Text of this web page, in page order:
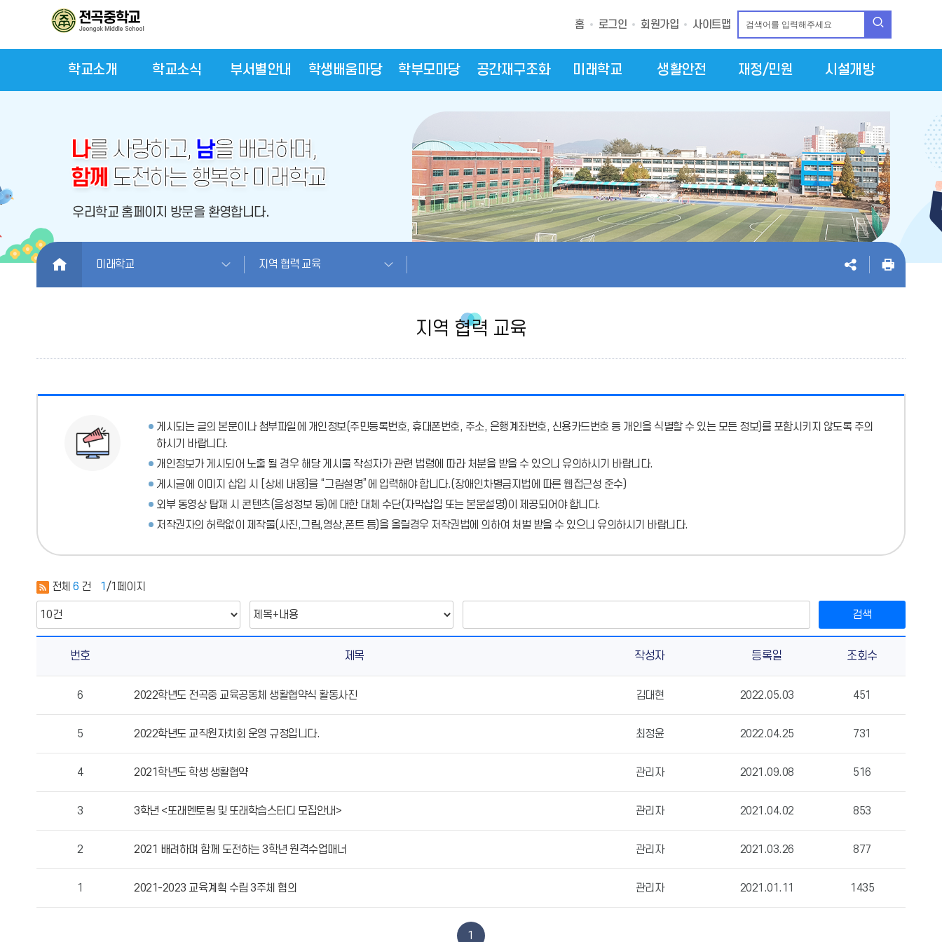
홈 로그인 회원가입 사이트맵
학교소개 학교소식 부서별안내 학생배움마당 학부모마당 공간재구조화 미래학교 생활안전 재정/민원 시설개방
HOME 미래학교 지역 협력 교육
지역 협력 교육
게시되는 글의 본문이나 첨부파일에 개인정보(주민등록번호, 휴대폰번호, 주소, 은행계좌번호, 신용카드번호 등 개인을 식별할 수 있는 모든 정보)를 포함시키지 않도록 주의
하시기 바랍니다.
개인정보가 게시되어 노출 될 경우 해당 게시물 작성자가 관련 법령에 따라 처분을 받을 수 있으니 유의하시기 바랍니다.
게시글에 이미지 삽입 시 [상세 내용]을 “그림설명”에 입력해야 합니다.(장애인차별금지법에 따른 웹접근성 준수)
외부 동영상 탑재 시 콘텐츠(음성정보 등)에 대한 대체 수단(자막삽입 또는 본문설명)이 제공되어야 합니다.
저작권자의 허락없이 제작물(사진,그림,영상,폰트 등)을 올릴경우 저작권법에 의하여 처벌 받을 수 있으니 유의하시기 바랍니다.
전체 6 건 1 /1페이지
검색
협
교
호,
번호 제목 작성자 등록일 조회수
6 2022학년도 전곡중 교육공동체 생활협약식 활동사진 김대현 2022.05.03 451
5 2022학년도 교직원자치회 운영 규정입니다. 최정윤 2022.04.25 731
4 2021학년도 학생 생활협약 관리자 2021.09.08 516
3 3학년 <또래멘토링 및 또래학습스터디 모집안내> 관리자 2021.04.02 853
2 2021 배려하며 함께 도전하는 3학년 원격수업매너 관리자 2021.03.26 877
1 2021-2023 교육계획 수립 3주체 협의 관리자 2021.01.11 1435
1